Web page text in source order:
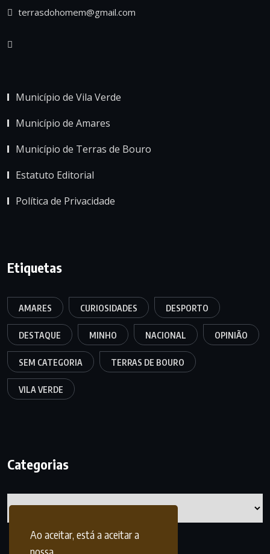
Ao aceitar, está a aceitar a
terrasdohomem@gmail.com
Município de Vila Verde
Município de Amares
Município de Terras de Bouro
Estatuto Editorial
Política de Privacidade
Etiquetas
AMARES CURIOSIDADES DESPORTO
DESTAQUE MINHO NACIONAL OPINIÃO
SEM CATEGORIA TERRAS DE BOURO
VILA VERDE
Categorias